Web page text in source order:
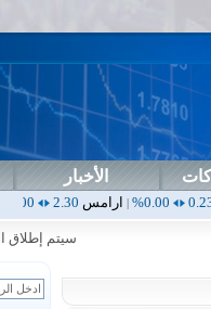
الأخبار
|ارامس2.30
0.00%
|اربيل0.00
سيتم إطلاق